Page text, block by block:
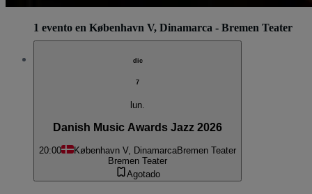
1 evento en København V, Dinamarca - Bremen Teater
dic
7
lun.
Danish Music Awards Jazz 2026
20:00 København V, DinamarcaBremen Teater
Bremen Teater
Agotado